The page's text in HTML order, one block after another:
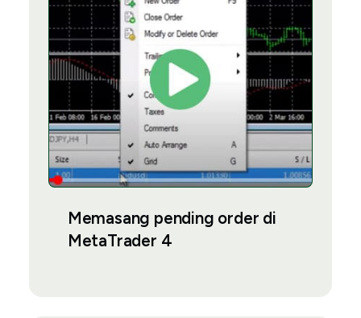
Memasang pending order di
MetaTrader 4